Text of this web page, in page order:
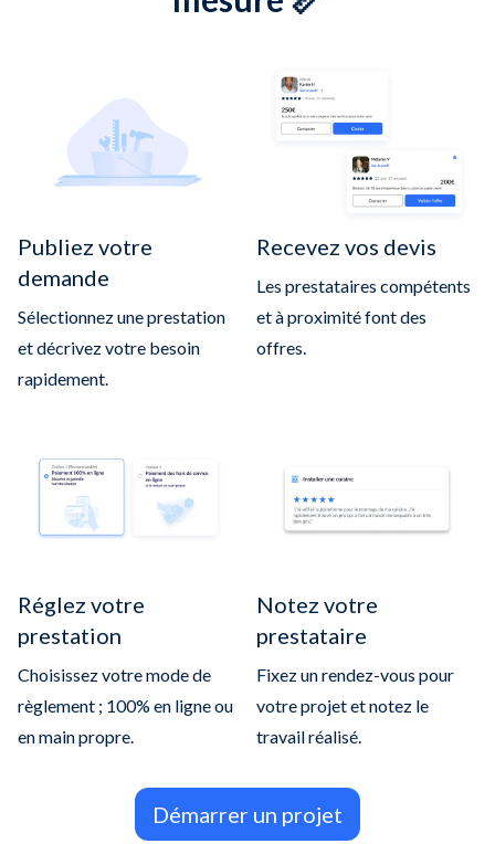
Publiez votre
demande
Sélectionnez une prestation
et décrivez votre besoin
rapidement.
Recevez vos devis
Les prestataires compétents
et à proximité font des
offres.
Réglez votre
prestation
Choisissez votre mode de
règlement ; 100% en ligne ou
en main propre.
Notez votre
prestataire
Fixez un rendez-vous pour
votre projet et notez le
travail réalisé.
Démarrer un projet